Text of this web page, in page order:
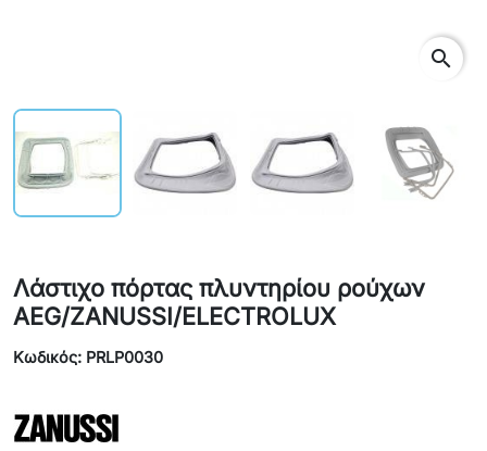
search
Λάστιχο πόρτας πλυντηρίου ρούχων
AEG/ZANUSSI/ELECTROLUX
Κωδικός: PRLP0030